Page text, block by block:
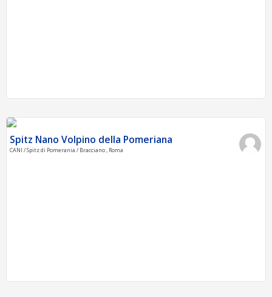
Spitz Nano Volpino della Pomeriana
CANI / Spitz di Pomerania / Bracciano , Roma